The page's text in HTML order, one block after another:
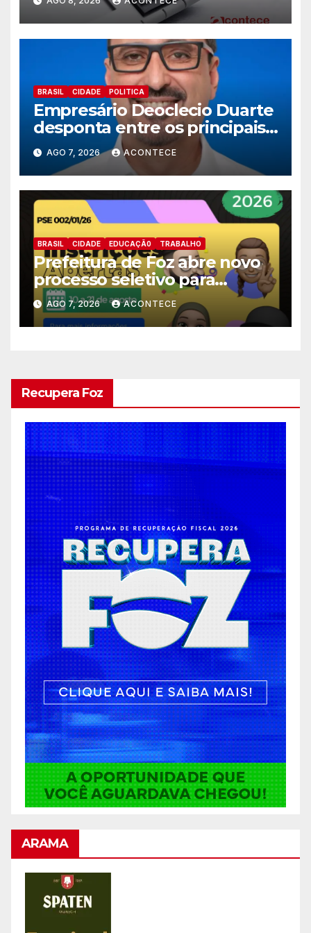
BRASIL CIDADE POLITICA
Empresário Deoclecio Duarte
desponta entre os principais
nomes do União Brasil para
deputado estadual
AGO 7, 2026 ACONTECE
BRASIL CIDADE EDUCAÇÃ0 TRABALHO
Prefeitura de Foz abre novo
processo seletivo para
estagiários
AGO 7, 2026 ACONTECE
Recupera Foz
ARAMA